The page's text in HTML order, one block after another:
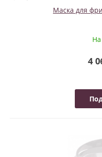
Маска для
На
4